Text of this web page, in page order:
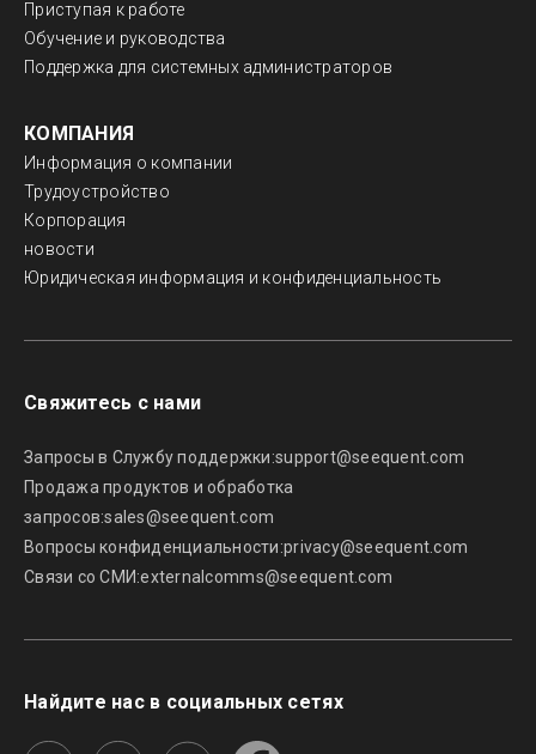
Приступая к работе
Обучение и руководства
Поддержка для системных администраторов
КОМПАНИЯ
Информация о компании
Трудоустройство
Корпорация
новости
Юридическая информация и конфиденциальность
Свяжитесь с нами
Запросы в Службу поддержки:support@seequent.com
Продажа продуктов и обработка
запросов:sales@seequent.com
Вопросы конфиденциальности:privacy@seequent.com
Связи со СМИ:externalcomms@seequent.com
Найдите нас в социальных сетях